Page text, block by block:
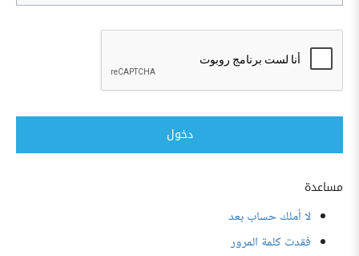
دخول
مساعدة
لا أملك حساب بعد
فقدت كلمة المرور